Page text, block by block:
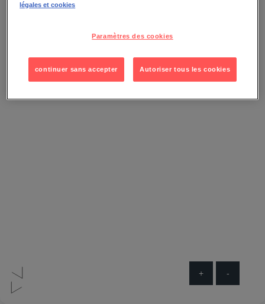
+ -
légales et cookies
Paramètres des cookies
continuer sans accepter Autoriser tous les cookies